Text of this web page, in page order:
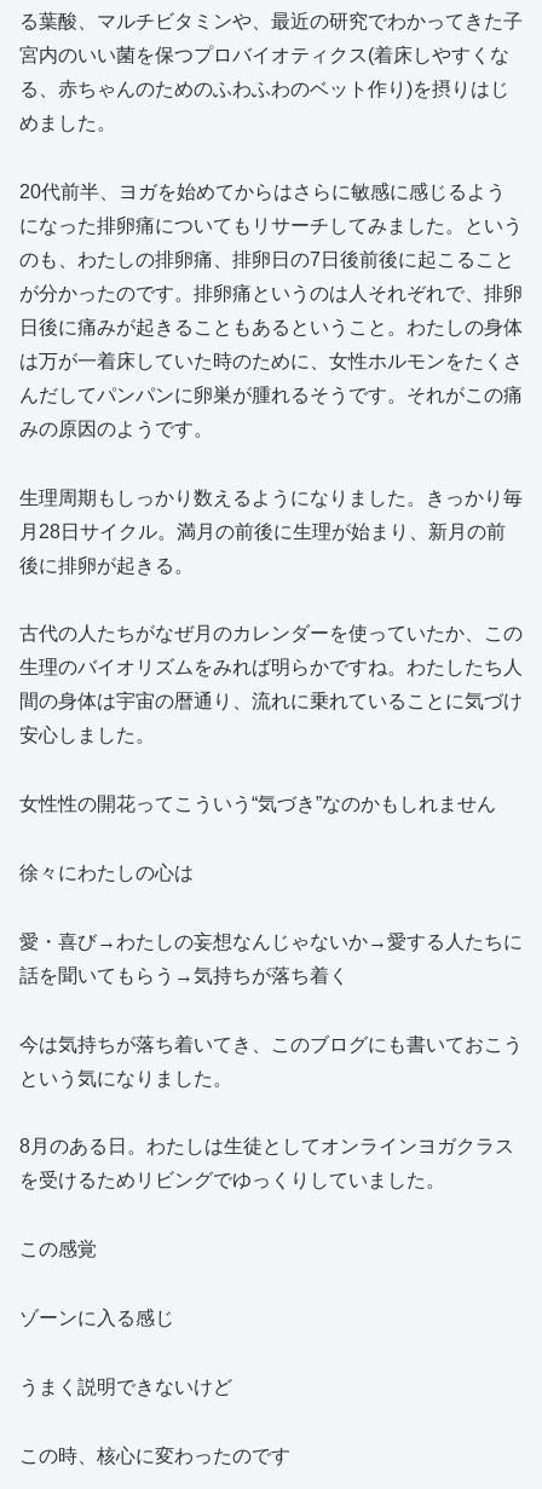
る葉酸、マルチビタミンや、最近の研究でわかってきた子
宮内のいい菌を保つプロバイオティクス(着床しやすくな
る、赤ちゃんのためのふわふわのベット作り)を摂りはじ
めました。
20代前半、ヨガを始めてからはさらに敏感に感じるよう
になった排卵痛についてもリサーチしてみました。という
のも、わたしの排卵痛、排卵日の7日後前後に起こること
が分かったのです。排卵痛というのは人それぞれで、排卵
日後に痛みが起きることもあるということ。わたしの身体
は万が一着床していた時のために、女性ホルモンをたくさ
んだしてパンパンに卵巣が腫れるそうです。それがこの痛
みの原因のようです。
生理周期もしっかり数えるようになりました。きっかり毎
月28日サイクル。満月の前後に生理が始まり、新月の前
後に排卵が起きる。
古代の人たちがなぜ月のカレンダーを使っていたか、この
生理のバイオリズムをみれば明らかですね。わたしたち人
間の身体は宇宙の暦通り、流れに乗れていることに気づけ
安心しました。
女性性の開花ってこういう“気づき”なのかもしれません
徐々にわたしの心は
愛・喜び→わたしの妄想なんじゃないか→愛する人たちに
話を聞いてもらう→気持ちが落ち着く
今は気持ちが落ち着いてき、このブログにも書いておこう
という気になりました。
8月のある日。わたしは生徒としてオンラインヨガクラス
を受けるためリビングでゆっくりしていました。
この感覚
ゾーンに入る感じ
うまく説明できないけど
この時、核心に変わったのです